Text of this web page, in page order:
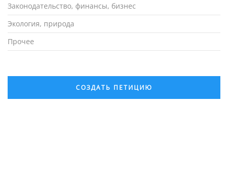
Законодательство, финансы, бизнес
Экология, природа
Прочее
СОЗДАТЬ ПЕТИЦИЮ